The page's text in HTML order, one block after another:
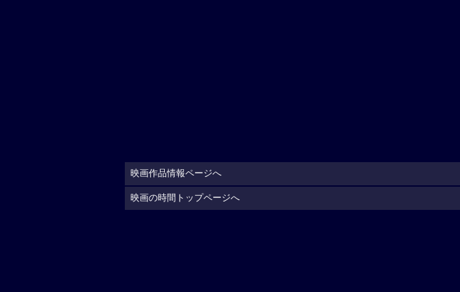
映画作品情報ページへ
映画の時間トップページへ